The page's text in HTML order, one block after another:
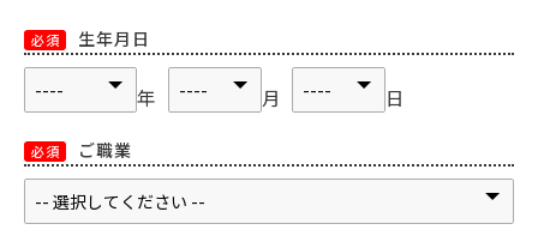
必須 生年月日
年 月 日
必須 ご職業